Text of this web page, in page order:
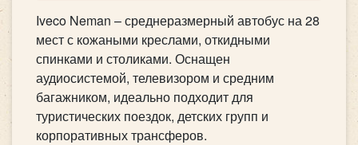
Iveco Neman – среднеразмерный автобус на 28
мест с кожаными креслами, откидными
спинками и столиками. Оснащен
аудиосистемой, телевизором и средним
багажником, идеально подходит для
туристических поездок, детских групп и
корпоративных трансферов.